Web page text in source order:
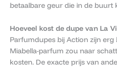
betaalbare geur die in de buurt
Hoeveel kost de dupe van La
Parfumdupes bij Action zijn erg
Miabella-parfum zou naar
kosten. De exacte prijs van